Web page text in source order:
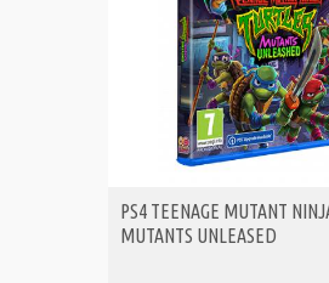
PS4 TEENAGE MUTANT
MUTANTS UNLEASED